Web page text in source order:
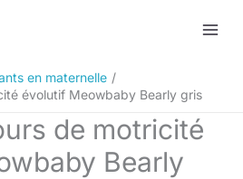
en maternelle
évolutif Meowbaby Bearly gris
de motricité
Bearly